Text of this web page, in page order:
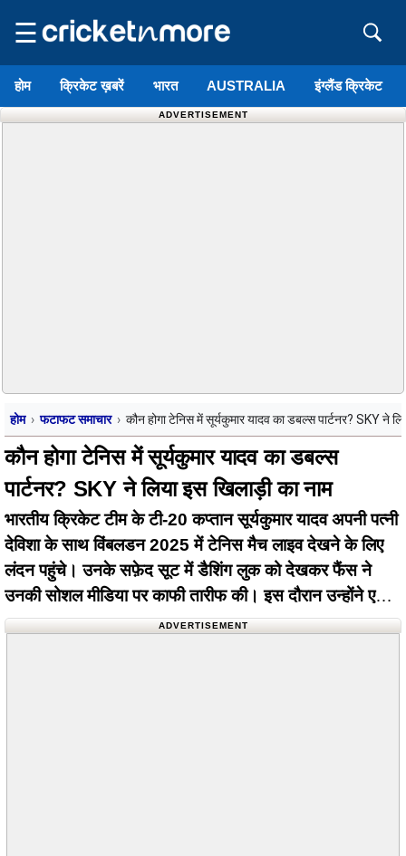
☰
होम क्रिकेट ख़बरें भारत AUSTRALIA इंग्लैंड क्रिकेट
ADVERTISEMENT
होम फटाफट समाचार कौन होगा टेनिस में सूर्यकुमार यादव का डबल्स पार्टनर? SKY ने
कौन होगा टेनिस में सूर्यकुमार यादव का डबल्स
पार्टनर? SKY ने लिया इस खिलाड़ी का नाम
भारतीय क्रिकेट टीम के टी-20 कप्तान सूर्यकुमार यादव अपनी पत्नी
देविशा के साथ विंबलडन 2025 में टेनिस मैच लाइव देखने के लिए
लंदन पहुंचे। उनके सफ़ेद सूट में डैशिंग लुक को देखकर फैंस ने
उनकी सोशल मीडिया पर काफी तारीफ की। इस दौरान उन्होंने एक
इंटरव्यू भी दिया जहां बातचीत के…
ADVERTISEMENT